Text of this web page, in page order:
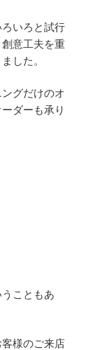
いろと試行
意工夫を重
した。
グだけのオ
ダーも承り
こともあ
様のご来店